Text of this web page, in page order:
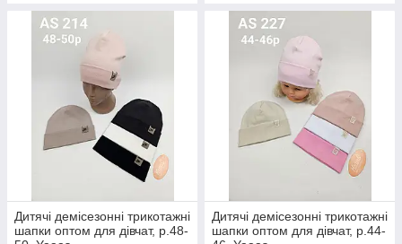
Дитячі демісезонні трикотажні
шапки оптом для дівчат, р.48-
Дитячі демісезонні трикотажні
шапки оптом для дівчат, р.44-